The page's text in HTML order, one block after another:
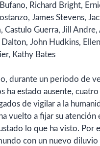
Richard Bright,
James Stevens,
Castulo Guerra, Jill Andre,
John Hudkins, Ellen
Kathy Bates
durante un periodo de
ha estado ausente, cuatro
de vigilar a la
vuelto a fijar su atención
lo que ha visto. Por
con un nuevo diluvio